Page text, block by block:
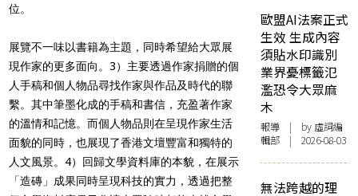
位。
展覽不一味以書籍為主題，同時希望給大眾展
現作家的更多面向。3）主要透過作家捐贈的個
人手稿和個人物品尋找作家與作品及時代的聯
繫。其中筆墨化成的手稿和書信，充盈著作家
的溫情和記憶。而個人物品則在呈現作家生活
面貌的同時，也展現了香港文壇豐富和獨特的
人文風景。4）回歸文學資料庫的本貌，在展示
「造磚」成果同時呈現科技的實力，透過把整
歐盟AI法案正式
生效 生成內容
須貼水印識別
業界憂標籤氾
濫恐令大眾麻
木
報導 | by 虛詞編
輯部 | 2026-08-03
無法跨越的理